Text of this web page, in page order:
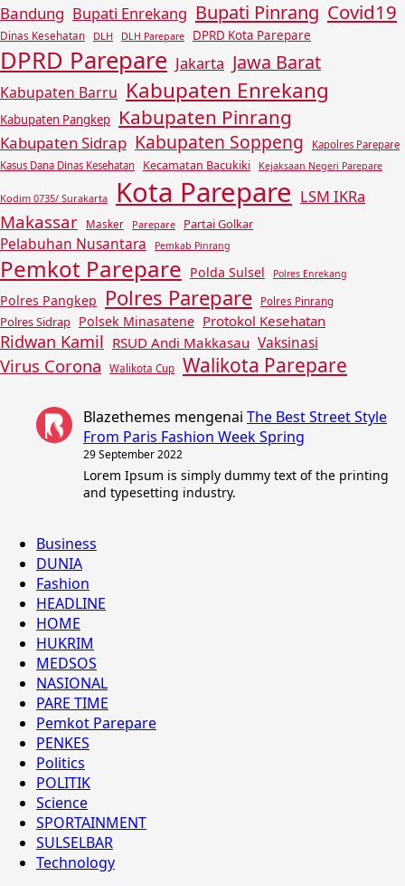
Bandung Bupati Enrekang Bupati Pinrang Covid19
Dinas Kesehatan DLH DLH Parepare DPRD Kota Parepare
DPRD Parepare Jakarta Jawa Barat
Kabupaten Barru Kabupaten Enrekang
Kabupaten Pangkep Kabupaten Pinrang
Kabupaten Sidrap Kabupaten Soppeng
Kapolres Parepare
Kasus Dana Dinas Kesehatan
Kecamatan Bacukiki Kejaksaan Negeri Parepare
Kodim 0735/ Surakarta Kota Parepare LSM IKRa
Makassar Masker Parepare Partai Golkar
Pelabuhan Nusantara Pemkab Pinrang
Pemkot Parepare Polda Sulsel Polres Enrekang
Polres Pangkep Polres Parepare Polres Pinrang
Polres Sidrap Polsek Minasatene Protokol Kesehatan
Ridwan Kamil RSUD Andi Makkasau Vaksinasi
Virus Corona Walikota Cup Walikota Parepare
Blazethemes mengenai The Best Street Style
From Paris Fashion Week Spring
29 September 2022
Lorem Ipsum is simply dummy text of the printing
and typesetting industry.
Business
DUNIA
Fashion
HEADLINE
HOME
HUKRIM
MEDSOS
NASIONAL
PARE TIME
Pemkot Parepare
PENKES
Politics
POLITIK
Science
SPORTAINMENT
SULSELBAR
Technology